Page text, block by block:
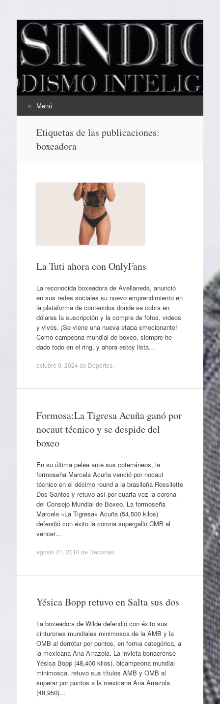
EL SINDICAL
Periodismo Inteligente
Menú
contenido
Etiquetas de las publicaciones:
boxeadora
La Tuti ahora con OnlyFans
La reconocida boxeadora de Avellaneda, anunció
en sus redes sociales su nuevo emprendimiento en
la plataforma de contenidos donde se cobra en
dólares la suscripción y la compra de fotos, videos
y vivos. ¡Se viene una nueva etapa emocionante!
Como campeona mundial de boxeo, siempre he
dado todo en el ring, y ahora estoy lista…
octubre 9, 2024 de Deportes.
Formosa:La Tigresa Acuña ganó por
nocaut técnico y se despide del
boxeo
En su última pelea ante sus coterráneos, la
formoseña Marcela Acuña venció por nocaut
técnico en el décimo round a la brasileña Rossilette
Dos Santos y retuvo así por cuarta vez la corona
del Consejo Mundial de Boxeo. La formoseña
Marcela «La Tigresa» Acuña (54,500 kilos)
defendió con éxito la corona supergallo CMB al
vencer…
agosto 21, 2010 de Deportes.
Yésica Bopp retuvo en Salta sus dos
La boxeadora de Wilde defendió con éxito sus
cinturones mundiales minimosca de la AMB y la
OMB al derrotar por puntos, en forma categórica, a
la mexicana Ana Arrazola. La invicta bonaerense
Yésica Bopp (48,400 kilos), bicampeona mundial
minimosca, retuvo sus títulos AMB y OMB al
superar por puntos a la mexicana Ana Arrazola
(48,950)…